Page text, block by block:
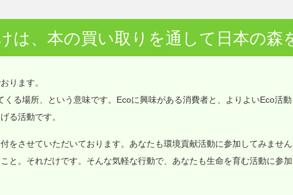
は、本の買い取りを通して日本の森
ります。
る場所、という意味です。Ecoに興味がある消費者と、よりよいEco活動
る活動です。
をさせていただいております。あなたも環境貢献活動に参加してみません
と。それだけです。そんな気軽な行動で、あなたも生命を育む活動に参